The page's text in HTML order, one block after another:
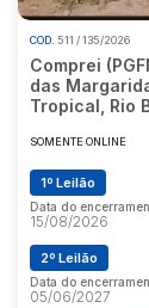
COD. 511 / 135/2026
Comprei
das
Tropical, Rio
SOMENTE ONLINE
1º Leilão
Data do
15/08/2026
2º Leilão
Data do
05/06/2027